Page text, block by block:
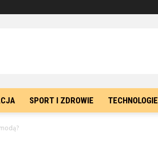
SPORT I ZDROWIE TECHNOLOGIE